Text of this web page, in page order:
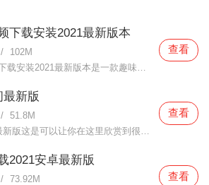
下载安装2021最新版本
/
102M
腾讯视频下载安装2021最新版本是一款趣味性非常强的手机视频播放软件。在这款腾讯视频下载安装2021最新版本有很多当下热播的影片资源，在这里面可以看到有很多的精彩的影片，你想要观看的电视剧、电影、综艺、动漫等等统统都汇聚在这里面，影片的内容也都是非常丰富的，用户们
查看
最新版
/ 51.8M
QQ空间最新版这是可以让你在这里欣赏到很多优质的内容欣赏体验的手机视频软件，在这里的内容有很多都是好友的动态，而且还有很多的互动功能可以让你跟好友之间的亲密度再次提升，大家在这里可以感受到很多优质的社交和很多有趣的心情分享，不仅可以跟人互动，这软件也是自己
查看
2021安卓最新版
/ 73.92M
查看